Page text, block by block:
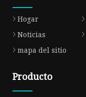
Hogar
Noticias
mapa del sitio
Producto